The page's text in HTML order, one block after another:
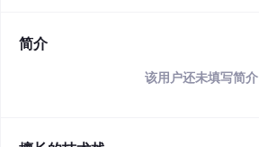
简介
该用户还未填写简介